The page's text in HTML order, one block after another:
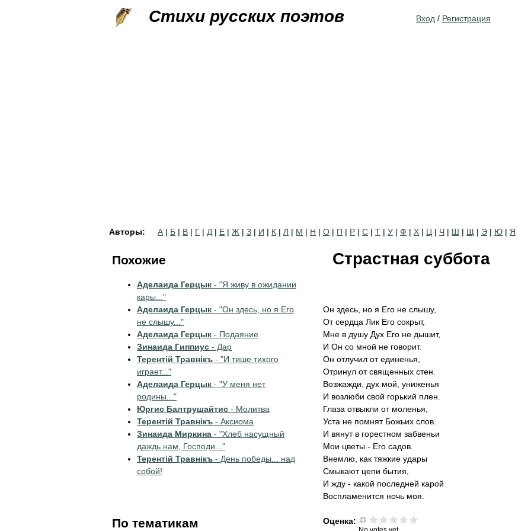
Стихи русских поэтов Вход / Регистрация
Авторы: А | Б | В | Г | Д | Е | Ж | З | И | К | Л | М | Н | О | П | Р | С | Т | У | Ф | Х | Ц | Ч | Ш | Щ | Э | Ю | Я
Страстная суббота
Он здесь, но я Его не слышу,
От сердца Лик Его сокрыт,
Мне в душу Дух Его не дышит,
И Он со мной не говорит.
Он отлучил от единенья,
Отринул от священных стен.
Возжажди, дух мой, униженья
И возлюби свой горький плен.
Глаза отвыкли от моленья,
Уста не помнят Божьих слов.
И вянут в горестном забвеньи
Мои цветы - Его садов.
Внемлю, как тяжкие удары
Смыкают цепи бытия,
И жду - какой последней карой
Воспламенится ночь моя.
Оценка:
Похожие
Аделаида Герцык - "Я живу в ожидании
кары..."
Аделаида Герцык - "Он здесь, но я Его
не слышу..."
Аделаида Герцык - Подаяние
Зинаида Гиппиус - Дар
Терентiй Травнiкъ - "И тише тихого
играет..."
Аделаида Герцык - "У меня нет
родины..."
Юргис Балтрушайтис - Молитва
Терентiй Травнiкъ - Аксиома
Зинаида Миркина - "Хлеб насущный
даждь нам, Господи..."
Терентiй Травнiкъ - День победы... над
собой!
По тематикам